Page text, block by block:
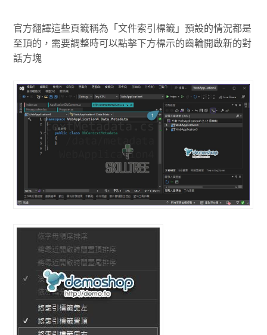
官方翻譯這些頁籤稱為「文件索引標籤」預設的情況都是
至頂的，需要調整時可以點擊下方標示的齒輪開啟新的對
話方塊